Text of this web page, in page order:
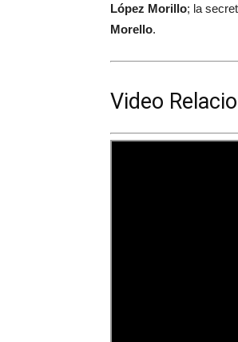
López Morillo; la
Morello.
Video